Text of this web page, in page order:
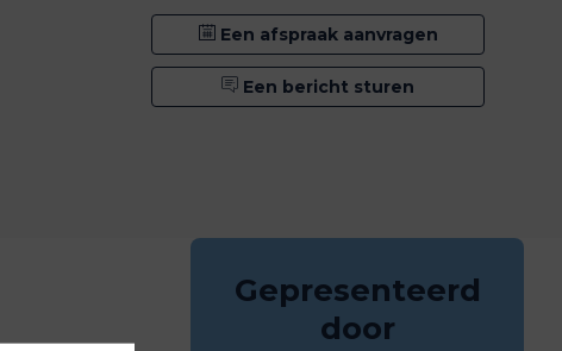
Een afspraak aanvragen
Een bericht sturen
Gepresenteerd
door